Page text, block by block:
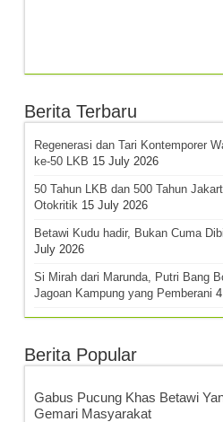
Berita Terbaru
Regenerasi dan Tari Kontemporer
ke-50 LKB 15 July 2026
50 Tahun LKB dan 500 Tahun
Otokritik 15 July 2026
Betawi Kudu hadir, Bukan Cuma
July 2026
Si Mirah dari Marunda, Putri Bang
Jagoan Kampung yang Pemberani
Berita Popular
Gabus Pucung Khas Betawi
Gemari Masyarakat